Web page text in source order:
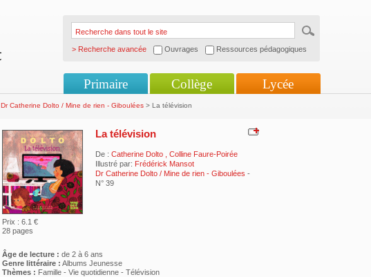
> Recherche avancée Ouvrages Ressources pédagogiques
Primaire Collège Lycée
Dr Catherine Dolto / Mine de rien - Giboulées> La télévision
Prix : 6.1 €
28 pages
La télévision
De : Catherine Dolto
Colline Faure-Poirée
Illustré par: Frédérick Mansot
Dr Catherine Dolto / Mine de rien - Giboulées -
N° 39
Âge de lecture : de 2 à 6 ans
Genre littéraire : Albums Jeunesse
Thèmes : Famille - Vie quotidienne - Télévision